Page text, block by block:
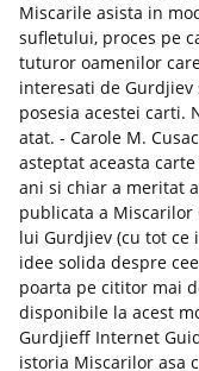
Miscarile asista in
sufletului, proces pe
tuturor oamenilor
interesati de
posesia acestei carti.
atat. - Carole M.
asteptat aceasta
ani si chiar a meritat
publicata a Miscarilor
lui Gurdjiev (cu tot ce
idee solida despre
poarta pe cititor mai
disponibile la acest
Gurdjieff Internet
istoria Miscarilor asa